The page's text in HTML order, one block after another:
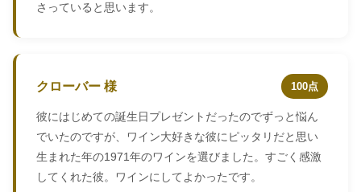
さっていると思います。
クローバー 様 100点
彼にはじめての誕生日プレゼントだったのでずっと悩ん
でいたのですが、ワイン大好きな彼にピッタリだと思い
生まれた年の1971年のワインを選びました。すごく感激
してくれた彼。ワインにしてよかったです。